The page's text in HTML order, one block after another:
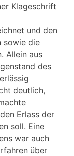
Klageschrift
und den
sowie die
Allein aus
des
deutlich,
Erlass der
soll. Eine
war auch
über